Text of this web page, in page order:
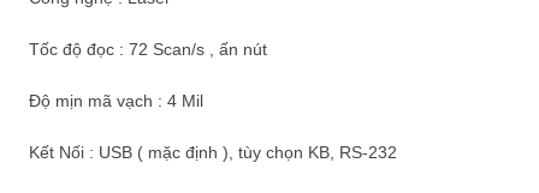
Tốc độ đọc : 72 Scan/s , ấn nút
Độ mịn mã vạch : 4 Mil
Kết Nối : USB ( mặc định ), tùy chọn KB, RS-232